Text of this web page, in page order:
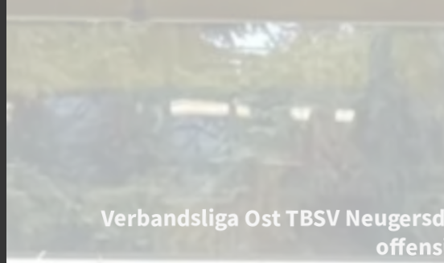
Verbandsliga Ost TBSV